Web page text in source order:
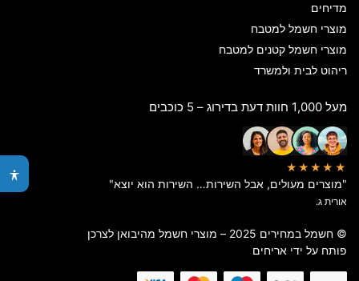
מדיחים
מוצרי חשמל למטבח
מוצרי חשמל קטנים למטבח
ריהוט לבית ולמשרד
מעל 1,000 חוות דעת בדירוג – 5 כוכבים
★★★★★
"מוצרים מעולים, אבל השירות… השירות הוא יוצא"
אורית ג.
© חשמל במחירים 2025 – מוצרי חשמל מהיבואן לצרכן
פותח על ידי אריחים